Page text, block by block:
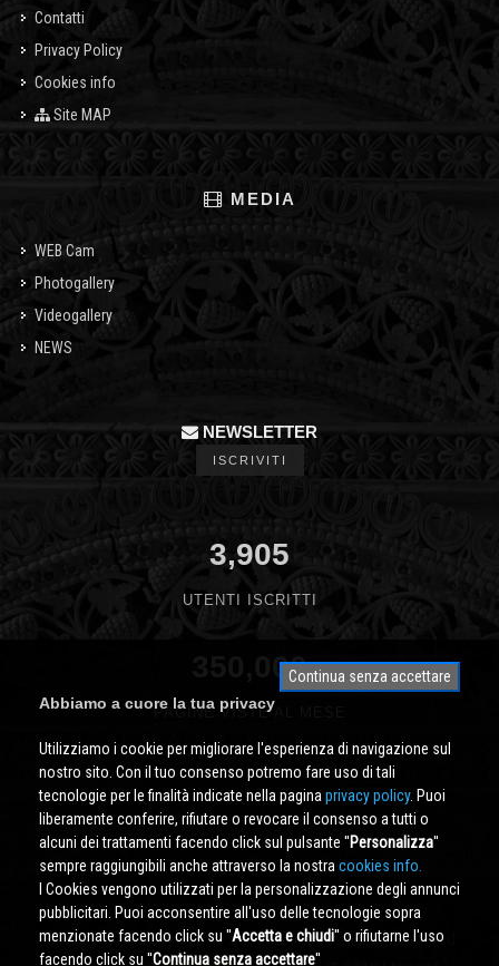
Contatti
Privacy Policy
Cookies info
Site MAP
MEDIA
WEB Cam
Photogallery
Videogallery
NEWS
NEWSLETTER
ISCRIVITI
3,905
UTENTI ISCRITTI
350,000
PAGINE VISTE AL MESE
Cividale.COMCopyright © 2000 - 2026 All Rights Reserved
Continua senza accettare
Abbiamo a cuore la tua privacy
Utilizziamo i cookie per migliorare l'esperienza di navigazione sul
nostro sito. Con il tuo consenso potremo fare uso di tali
tecnologie per le finalità indicate nella pagina privacy policy. Puoi
liberamente conferire, rifiutare o revocare il consenso a tutti o
alcuni dei trattamenti facendo click sul pulsante ''Personalizza''
sempre raggiungibili anche attraverso la nostra cookies info.
I Cookies vengono utilizzati per la personalizzazione degli annunci
pubblicitari. Puoi acconsentire all'uso delle tecnologie sopra
menzionate facendo click su ''Accetta e chiudi'' o rifiutarne l'uso
facendo click su ''Continua senza accettare''